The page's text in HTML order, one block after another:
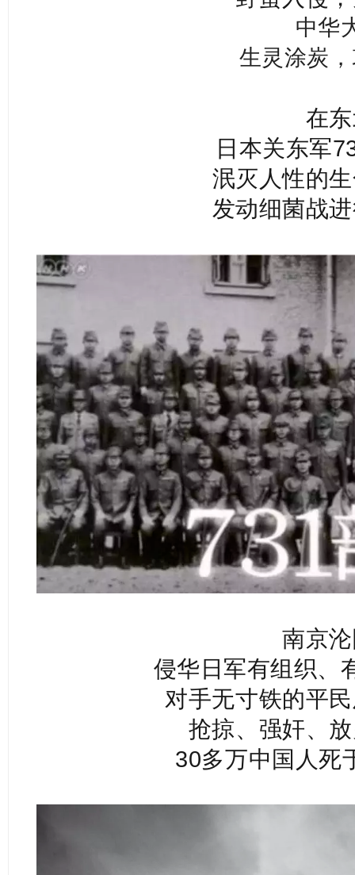
中华
生灵涂炭
在
日本关东军
泯灭人性的
发动细菌战
南京
侵华日军有组织、
对手无寸铁的平
抢掠、强奸、
30多万中国人死